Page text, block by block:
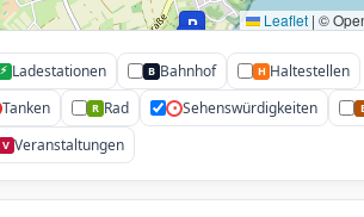
P
P
P
Leaflet | ©
⚡ Ladestationen B Bahnhof H Haltestellen
Tanken R Rad • Sehenswürdigkeiten
V Veranstaltungen